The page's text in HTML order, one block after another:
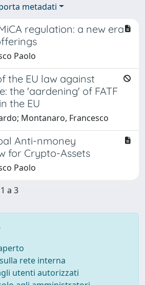
metadati
regulation: a new era
Paolo
the EU law against
the 'aardening' of FATF
the EU
Montanaro, Francesco
Anti-nmoney
for Crypto-Assets
Paolo
a 3
rete interna
utenti autorizzati